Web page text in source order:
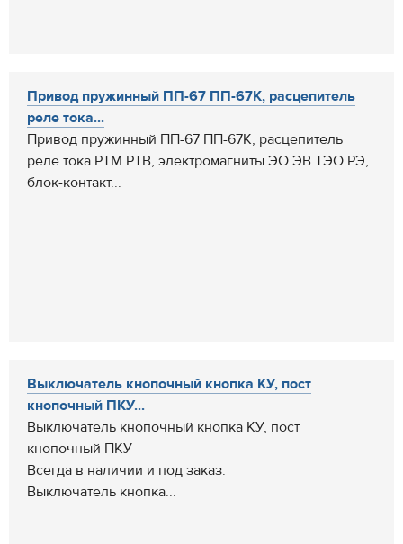
Привод пружинный ПП-67 ПП-67К, расцепитель
реле тока...
Привод пружинный ПП-67 ПП-67К, расцепитель
реле тока РТМ РТВ, электромагниты ЭО ЭВ ТЭО РЭ,
блок-контакт...
Выключатель кнопочный кнопка КУ, пост
кнопочный ПКУ...
Выключатель кнопочный кнопка КУ, пост
кнопочный ПКУ
Всегда в наличии и под заказ:
Выключатель кнопка...